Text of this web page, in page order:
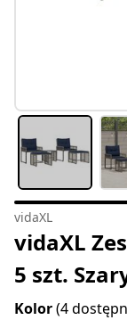
vidaXL
vidaXL
5 szt.
Kolor(4